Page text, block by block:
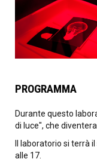
PROGRAMMA
Durante questo
di luce", che
Il laboratorio si terrà
alle 17.